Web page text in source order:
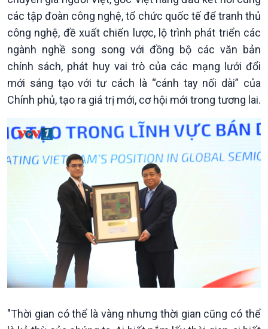
Xã hội
Tin Đời sống & Xã hội
360 độ Sức khỏe
Chuyển đổi Xanh
Tài nguyên và Môi trường
Chuyên gia của bạn
Xã hội chuyển động
Bước chân đến trường
Khoa học & Công nghệ
Tin Khoa học & Công nghệ
Kết nối công nghệ
Sống chung với biến đổi
khí hậu
các tập đoàn công nghệ, tổ chức quốc tế để tranh thủ
công nghệ, đề xuất chiến lược, lộ trình phát triển các
ngành nghề song song với đồng bộ các văn bản
chính sách, phát huy vai trò của các mạng lưới đổi
mới sáng tạo với tư cách là “cánh tay nối dài” của
Chính phủ, tạo ra giá trị mới, cơ hội mới trong tương lai.
"Thời gian có thể là vàng nhưng thời gian cũng có thể